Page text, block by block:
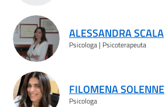
ALESSANDRA SCALA
Psicologa | Psicoterapeuta
FILOMENA SOLENNE
Psicologa